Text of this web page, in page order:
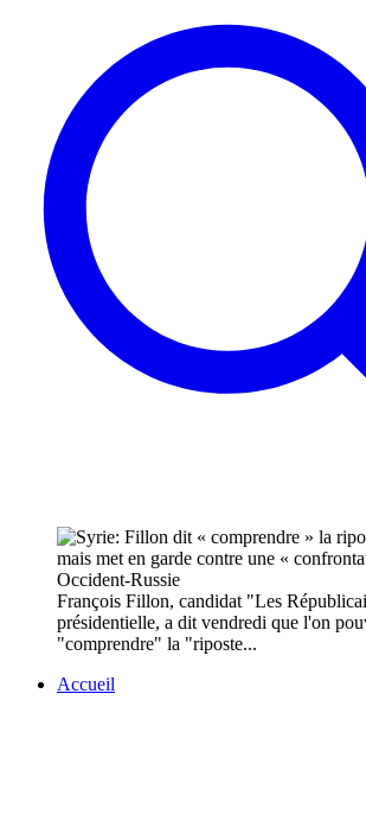
François Fillon, candidat "Les
présidentielle, a dit vendredi que l'on
"comprendre" la "riposte...
Accueil